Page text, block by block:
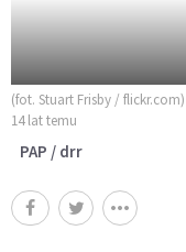
(fot. Stuart Frisby / flickr.com)
14 lat temu
PAP / drr